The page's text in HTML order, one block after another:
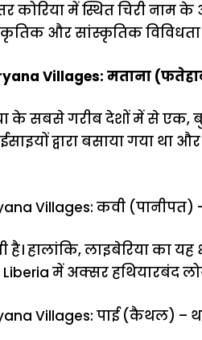
कोरिया में स्थित चिरी नाम
और सांस्कृतिक विविधता
Villages: मताना
के सबसे गरीब देशों में से एक,
द्वारा बसाया गया था
Villages: कवी (पानीपत)
है। हालांकि, लाइबेरिया का
में अक्सर हथियारबंद
Villages: पाई (कैथल) –